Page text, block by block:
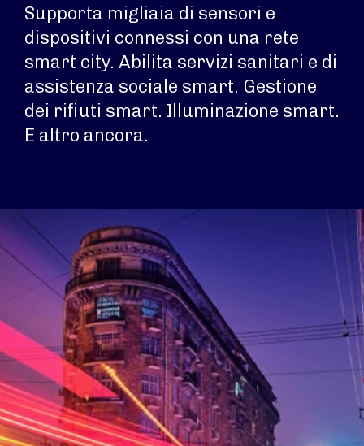
Supporta migliaia di sensori e
dispositivi connessi con una rete
smart city. Abilita servizi sanitari e di
assistenza sociale smart. Gestione
dei rifiuti smart. Illuminazione smart.
E altro ancora.